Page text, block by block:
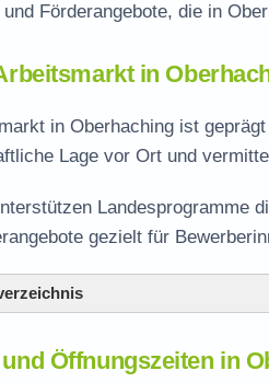
Förderangebote, die in
in
in Oberhaching ist
Lage vor Ort und
Landesprogramme
gezielt für
der Arbeitsvermittlung in
Öffnungszeiten in